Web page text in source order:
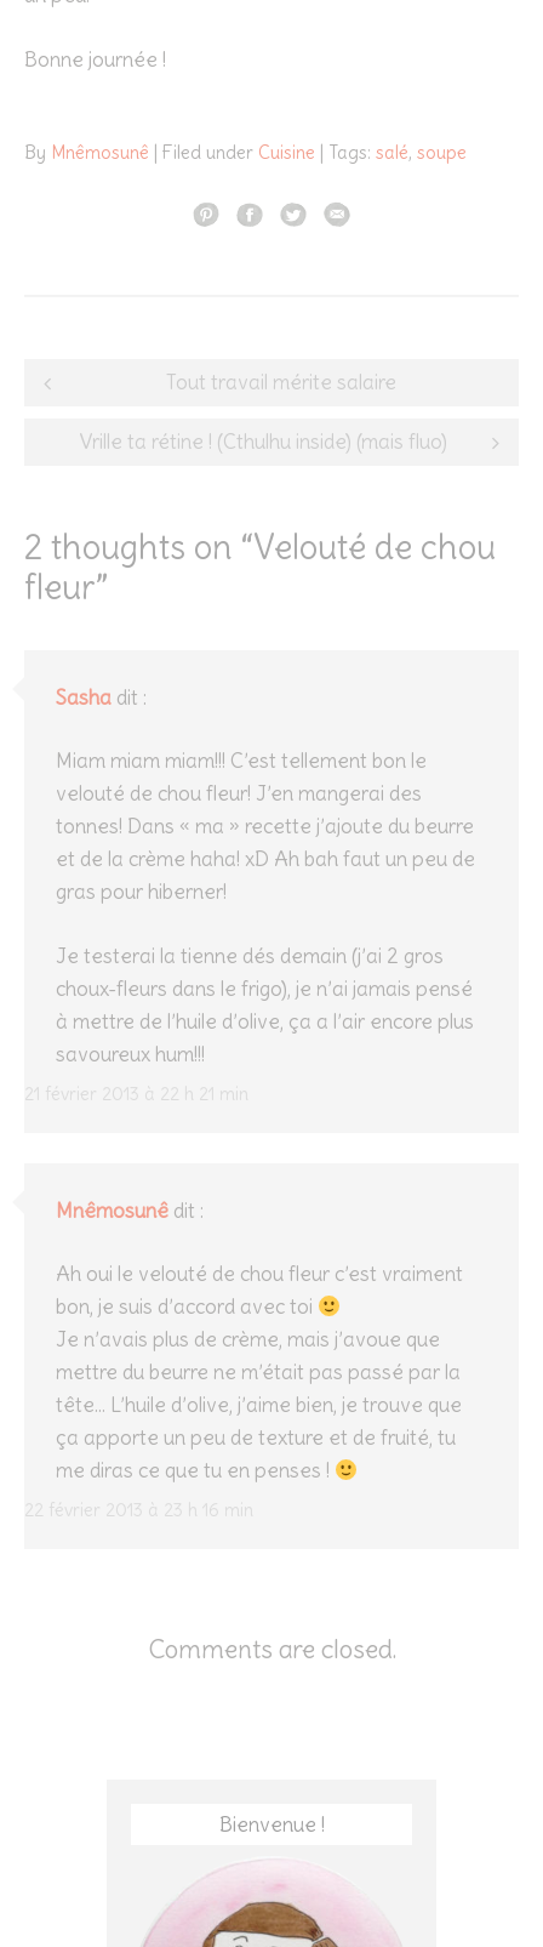
Bonne journée !
By Mnêmosunê | Filed under Cuisine | Tags: salé, soupe
Post
navigation
Tout travail mérite salaire
Vrille ta rétine ! (Cthulhu inside) (mais fluo)
2 thoughts on “Velouté de chou
fleur”
Sasha dit :
21 février 2013 à 22 h 21 min
Miam miam miam!!! C’est tellement bon le
velouté de chou fleur! J’en mangerai des
tonnes! Dans « ma » recette j’ajoute du beurre
et de la crème haha! xD Ah bah faut un peu de
gras pour hiberner!
Je testerai la tienne dés demain (j’ai 2 gros
choux-fleurs dans le frigo), je n’ai jamais pensé
à mettre de l’huile d’olive, ça a l’air encore plus
savoureux hum!!!
Mnêmosunê dit :
22 février 2013 à 23 h 16 min
Ah oui le velouté de chou fleur c’est vraiment
bon, je suis d’accord avec toi
Je n’avais plus de crème, mais j’avoue que
mettre du beurre ne m’était pas passé par la
tête… L’huile d’olive, j’aime bien, je trouve que
ça apporte un peu de texture et de fruité, tu
me diras ce que tu en penses !
Comments are closed.
Bienvenue !